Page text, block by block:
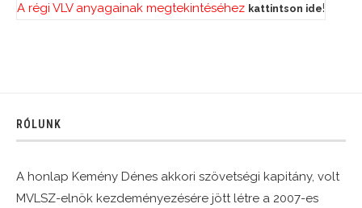
A régi VLV anyagainak megtekintéséhez kattintson ide!
RÓLUNK
A honlap Kemény Dénes akkori szövetségi kapitány, volt
MVLSZ-elnök kezdeményezésére jött létre a 2007-es